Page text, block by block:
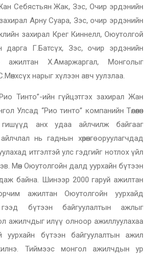
Себястьян Жак, Зэс, Очир эрдэнийн
Арну Суара, Зэс, очир эрдэнийн
захирал Крег Киннелл, Оюутолгой
дарга Г.Батсүх, Зэс, очир эрдэнийн
ажилтан Х.Амаржаргал, Монголыг
нарыг хүлээн авч уулзлаа.
Тинто”-ийн гүйцэтгэх захирал Жан
Улсад “Рио тинто” компанийн Төлөөлөн
гишүүд анх удаа айлчилж байгааг
нь гаднын хөрөнгө оруулагчдад
итгэлтэй улс гэдгийг нотлох үйл
Мөн Оюутолгойн далд уурхайн бүтээн
байна. Шинээр 2000 гаруй ажилтан
ажилтан Оюутолгойн уурхайд
бүтээн байгуулалтын ажлыг
ажилчдыг илүү олноор ажиллуулахаа
уурхайн бүтээн байгуулалтын ажил
Тиймээс монгол ажилчдын ур